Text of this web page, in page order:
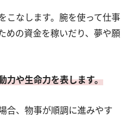
こなします。腕を使って仕事
めの資金を稼いだり、夢や願
力や生命力を表します。
合、物事が順調に進みやす